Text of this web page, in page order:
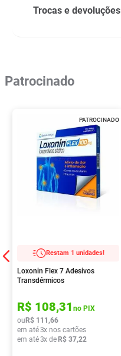
Trocas e devoluções
Patrocinado
PATROCINADO
Restam 1 unidades!
Loxonin Flex 7 Adesivos
Transdérmicos
R$ 108,31 no PIX
ou R$ 111 ,66
em até3x nos cartões
em até3x de R$ 37,22